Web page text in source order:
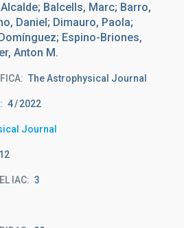
Balcells, Marc; Barro,
Daniel; Dimauro, Paola;
Espino-Briones,
Anton M.
The Astrophysical Journal
4 2022
Journal
12
IAC 3